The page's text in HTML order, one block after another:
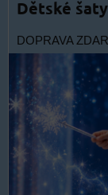
Dětské
DOPRAVA